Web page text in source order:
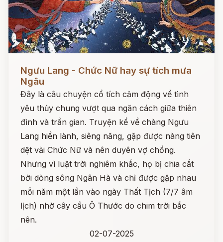
Ngưu Lang - Chức Nữ hay sự tích mưa
Ngâu
Đây là câu chuyện cổ tích cảm động về tình
yêu thủy chung vượt qua ngăn cách giữa thiên
đình và trần gian. Truyện kể về chàng Ngưu
Lang hiền lành, siêng năng, gặp được nàng tiên
dệt vải Chức Nữ và nên duyên vợ chồng.
Nhưng vì luật trời nghiêm khắc, họ bị chia cắt
bởi dòng sông Ngân Hà và chỉ được gặp nhau
mỗi năm một lần vào ngày Thất Tịch (7/7 âm
lịch) nhờ cây cầu Ô Thước do chim trời bắc
nên.
02-07-2025